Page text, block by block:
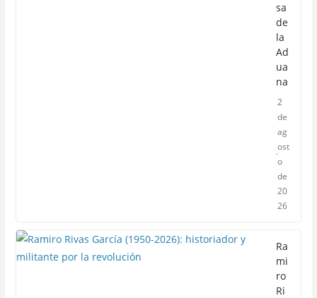
sa
de
la
Ad
ua
na
2
de
ag
ost
o
de
20
26
Ra
mi
ro
Ri